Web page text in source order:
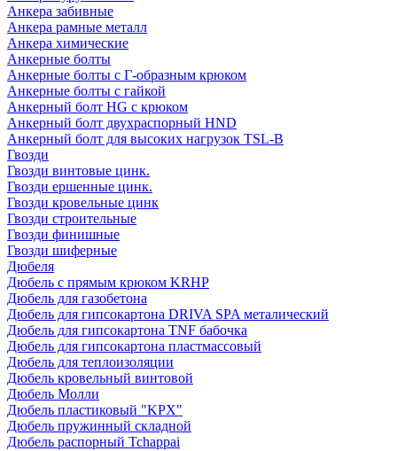
Анкера забивные
Анкера рамные металл
Анкера химические
Анкерные болты
Анкерные болты с Г-образным крюком
Анкерные болты с гайкой
Анкерный болт HG с крюком
Анкерный болт двухраспорный HND
Анкерный болт для высоких нагрузок TSL-B
Гвозди
Гвозди винтовые цинк.
Гвозди ершенные цинк.
Гвозди кровельные цинк
Гвозди строительные
Гвозди финишные
Гвозди шиферные
Дюбеля
Дюбель с прямым крюком KRHP
Дюбель для газобетона
Дюбель для гипсокартона DRIVA SPA металический
Дюбель для гипсокартона TNF бабочка
Дюбель для гипсокартона пластмассовый
Дюбель для теплоизоляции
Дюбель кровельный винтовой
Дюбель Молли
Дюбель пластиковый "KPX"
Дюбель пружинный складной
Дюбель распорный Tchappai